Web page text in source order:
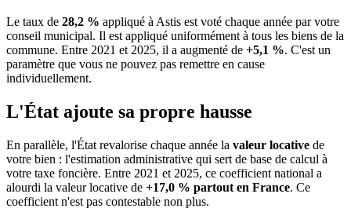
Le taux de 28,2 % appliqué à Astis est voté chaque année par votre
conseil municipal. Il est appliqué uniformément à tous les biens de la
commune. Entre 2021 et 2025, il a augmenté de +5,1 %. C'est un
paramètre que vous ne pouvez pas remettre en cause
individuellement.
L'État ajoute sa propre hausse
En parallèle, l'État revalorise chaque année la valeur locative de
votre bien : l'estimation administrative qui sert de base de calcul à
votre taxe foncière. Entre 2021 et 2025, ce coefficient national a
alourdi la valeur locative de +17,0 % partout en France. Ce
coefficient n'est pas contestable non plus.